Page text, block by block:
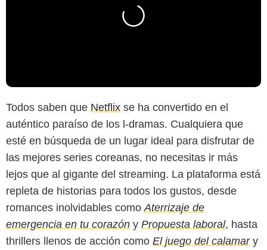
Todos saben que Netflix se ha convertido en el
auténtico paraíso de los l-dramas. Cualquiera que
esté en búsqueda de un lugar ideal para disfrutar de
las mejores series coreanas, no necesitas ir más
lejos que al gigante del streaming. La plataforma está
repleta de historias para todos los gustos, desde
romances inolvidables como Aterrizaje de
emergencia en tu corazón y Propuesta laboral, hasta
thrillers llenos de acción como El juego del calamary